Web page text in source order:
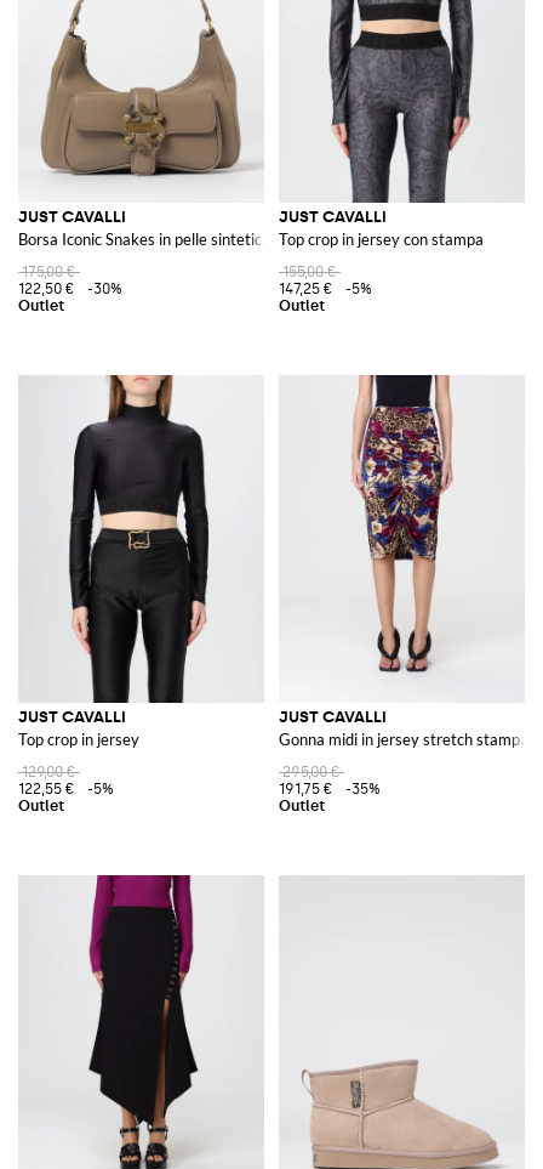
JUST CAVALLI
Borsa Iconic Snakes in pelle sintetica
175,00 €
122,50 €
-30%
JUST CAVALLI
Top crop in jersey con stampa
155,00 €
147,25 €
-5%
JUST CAVALLI
Top crop in jersey
129,00 €
122,55 €
-5%
JUST CAVALLI
Gonna midi in jersey stretch stampato
295,00 €
191,75 €
-35%